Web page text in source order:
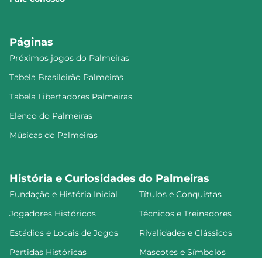
Páginas
Próximos jogos do Palmeiras
Tabela Brasileirão Palmeiras
Tabela Libertadores Palmeiras
Elenco do Palmeiras
Músicas do Palmeiras
História e Curiosidades do Palmeiras
Fundação e História Inicial
Títulos e Conquistas
Jogadores Históricos
Técnicos e Treinadores
Estádios e Locais de Jogos
Rivalidades e Clássicos
Partidas Históricas
Mascotes e Símbolos